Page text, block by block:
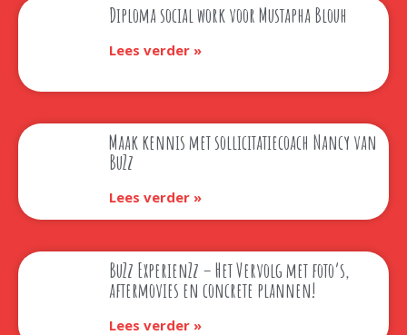
Diploma social work voor Mustapha Blouh
Lees verder »
Maak kennis met sollicitatiecoach Nancy van
BuZz
Lees verder »
BuZz ExperienZz – Het Vervolg met foto’s,
aftermovies en concrete plannen!
Lees verder »